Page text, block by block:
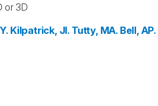
or 3D
Kilpatrick, JI. Tutty, MA. Bell, AP.